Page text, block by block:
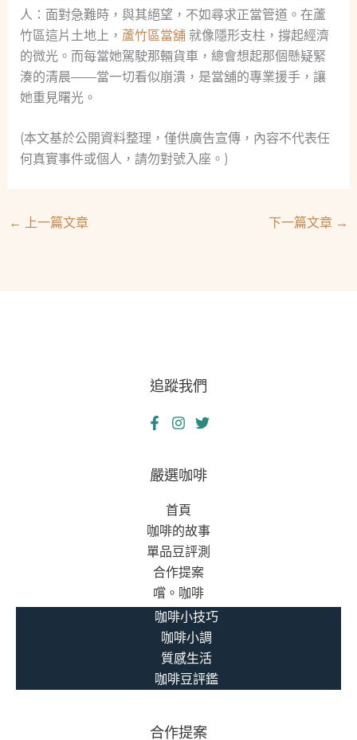
人：面對急難時，與其絕望，不如尋求正當管道。在蘆
竹區這片土地上， 蘆竹區當舖就像隱形支柱，撐起經濟
的微光。而每當她駕駛那輛貨車，總會想起那個懸疑緊
湊的清晨——當一切看似崩潰，是當舖的專業援手，讓
她重見曙光。
(本文基於公開資料整理，僅供廣告宣傳，內容不代表任
何真實事件或個人，請勿對號入座。)
← 上一篇文章 下一篇文章 →
追蹤我們
嚴選咖啡
首頁
咖啡的故事
單品豆評測
合作提案
嚐。咖啡
咖啡小技巧
咖啡小調
質感生活
咖啡豆評鑑
合作提案